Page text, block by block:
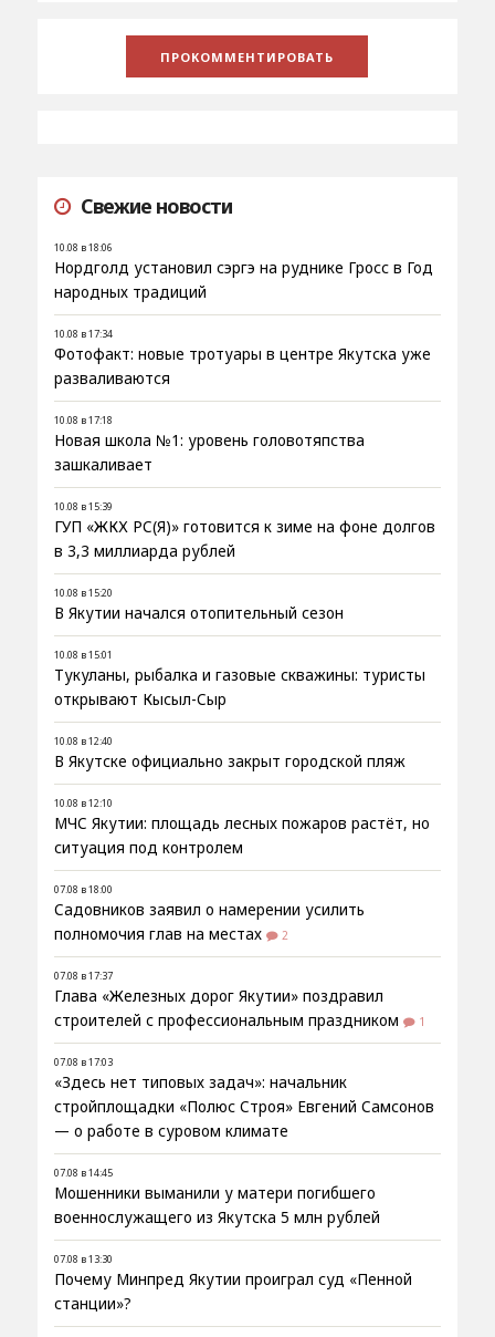
Свежие новости
10.08 в 18:06
Нордголд установил сэргэ на руднике Гросс в Год
народных традиций
10.08 в 17:34
Фотофакт: новые тротуары в центре Якутска уже
разваливаются
10.08 в 17:18
Новая школа №1: уровень головотяпства
зашкаливает
10.08 в 15:39
ГУП «ЖКХ РС(Я)» готовится к зиме на фоне долгов
в 3,3 миллиарда рублей
10.08 в 15:20
В Якутии начался отопительный сезон
10.08 в 15:01
Тукуланы, рыбалка и газовые скважины: туристы
открывают Кысыл-Сыр
10.08 в 12:40
В Якутске официально закрыт городской пляж
10.08 в 12:10
МЧС Якутии: площадь лесных пожаров растёт, но
ситуация под контролем
07.08 в 18:00
Садовников заявил о намерении усилить
полномочия глав на местах
2
07.08 в 17:37
Глава «Железных дорог Якутии» поздравил
строителей с профессиональным праздником
1
07.08 в 17:03
«Здесь нет типовых задач»: начальник
стройплощадки «Полюс Строя» Евгений Самсонов
— о работе в суровом климате
07.08 в 14:45
Мошенники выманили у матери погибшего
военнослужащего из Якутска 5 млн рублей
07.08 в 13:30
Почему Минпред Якутии проиграл суд «Пенной
станции»?